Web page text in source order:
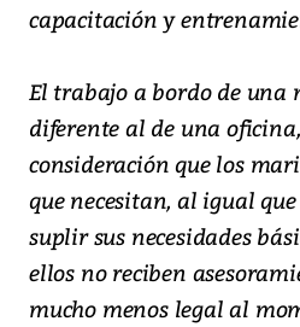
capacitación y
El trabajo a bordo de una
diferente al de una
consideración que los
que necesitan, al igual
suplir sus necesidades
ellos no reciben
mucho menos legal al